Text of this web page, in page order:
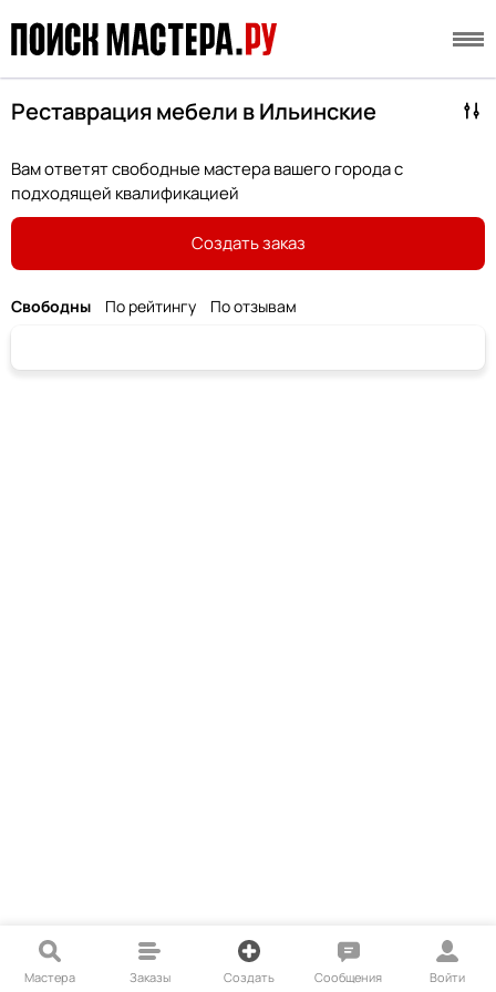
Реставрация мебели в Ильинские
Вам ответят свободные мастера вашего города с
подходящей квалификацией
Создать заказ
Свободны По рейтингу По отзывам
Мастера Заказы Создать Сообщения Войти